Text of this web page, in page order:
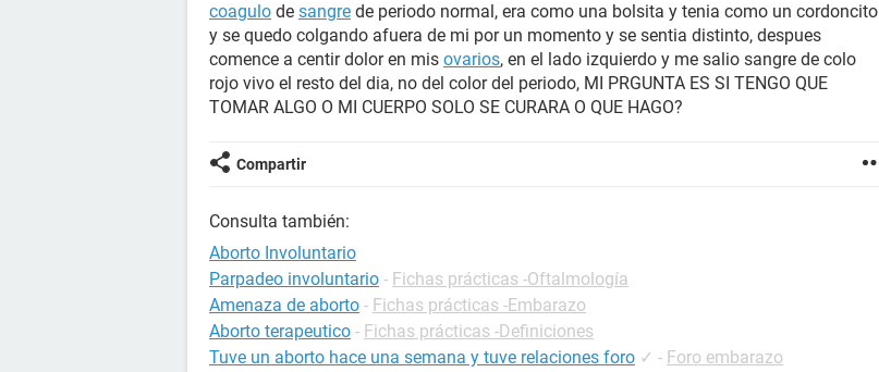
coagulo de sangre de periodo normal, era como una bolsita y tenia como un cordoncito
y se quedo colgando afuera de mi por un momento y se sentia distinto, despues
comence a centir dolor en mis ovarios, en el lado izquierdo y me salio sangre de colo
rojo vivo el resto del dia, no del color del periodo, MI PRGUNTA ES SI TENGO QUE
TOMAR ALGO O MI CUERPO SOLO SE CURARA O QUE HAGO?
Compartir
Consulta también:
Aborto Involuntario
Parpadeo involuntario - Fichas prácticas -Oftalmología
Amenaza de aborto - Fichas prácticas -Embarazo
Aborto terapeutico - Fichas prácticas -Definiciones
Tuve un aborto hace una semana y tuve relaciones foro ✓ - Foro embarazo